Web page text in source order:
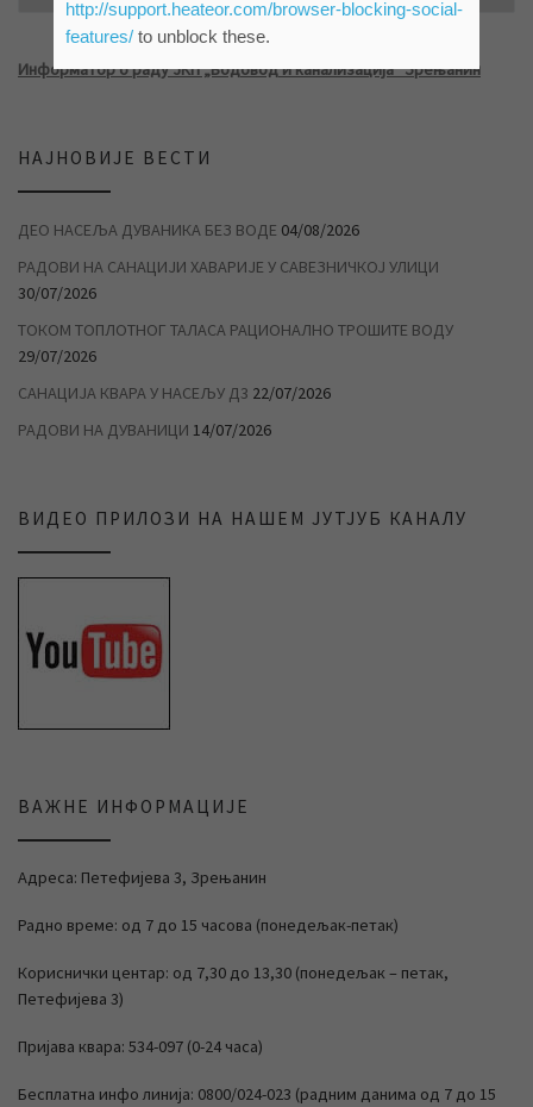
Информатор о раду ЈКП „Водовод и канализација“ Зрењанин
НАЈНОВИЈЕ ВЕСТИ
ДЕО НАСЕЉА ДУВАНИКА БЕЗ ВОДЕ 04/08/2026
РАДОВИ НА САНАЦИЈИ ХАВАРИЈЕ У САВЕЗНИЧКОЈ УЛИЦИ
30/07/2026
ТОКОМ ТОПЛОТНОГ ТАЛАСА РАЦИОНАЛНО ТРОШИТЕ ВОДУ
29/07/2026
САНАЦИЈА КВАРА У НАСЕЉУ Д3 22/07/2026
РАДОВИ НА ДУВАНИЦИ 14/07/2026
ВИДЕО ПРИЛОЗИ НА НАШЕМ ЈУТЈУБ КАНАЛУ
ВАЖНЕ ИНФОРМАЦИЈЕ
Адреса: Петефијева 3, Зрењанин
Радно време: од 7 до 15 часова (понедељак-петак)
Кориснички центар: од 7,30 до 13,30 (понедељак – петак,
Петефијева 3)
Пријава квара: 534-097 (0-24 часа)
Бесплатна инфо линија: 0800/024-023 (радним данима од 7 до 15
http://support.heateor.com/browser-blocking-social-
features/to unblock these.